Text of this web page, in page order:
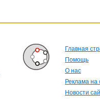
Главная
Помощь
О нас
Реклама на
Новости